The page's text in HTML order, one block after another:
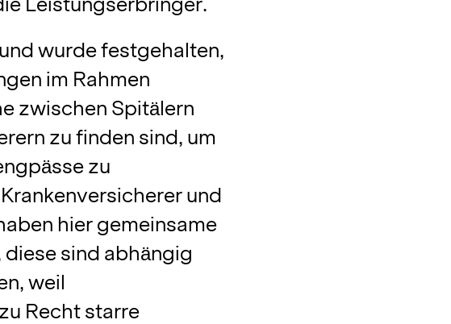
wurde festgehalten,
im Rahmen
zwischen Spitälern
zu finden sind, um
zu
und
hier gemeinsame
sind abhängig
weil
Recht starre